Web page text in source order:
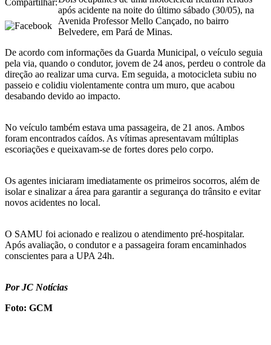
após acidente na noite do último sábado (30/05), na
Avenida Professor Mello Cançado, no bairro
Belvedere, em Pará de Minas.
De acordo com informações da Guarda Municipal, o veículo seguia
pela via, quando o condutor, jovem de 24 anos, perdeu o controle da
direção ao realizar uma curva. Em seguida, a motocicleta subiu no
passeio e colidiu violentamente contra um muro, que acabou
desabando devido ao impacto.
No veículo também estava uma passageira, de 21 anos. Ambos
foram encontrados caídos. As vítimas apresentavam múltiplas
escoriações e queixavam-se de fortes dores pelo corpo.
Os agentes iniciaram imediatamente os primeiros socorros, além de
isolar e sinalizar a área para garantir a segurança do trânsito e evitar
novos acidentes no local.
O SAMU foi acionado e realizou o atendimento pré-hospitalar.
Após avaliação, o condutor e a passageira foram encaminhados
conscientes para a UPA 24h.
Por JC Notícias
Foto: GCM